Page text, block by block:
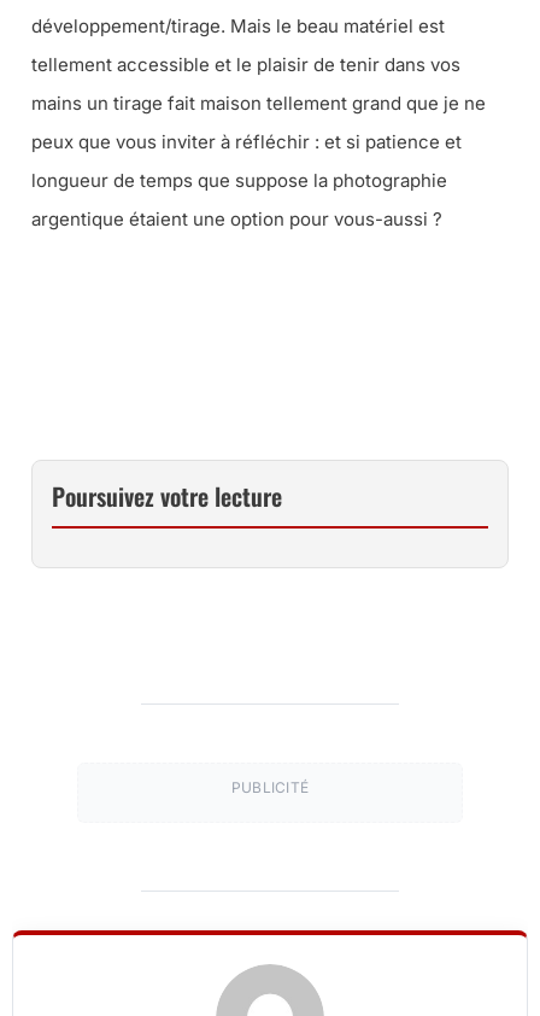
développement/tirage. Mais le beau matériel est
tellement accessible et le plaisir de tenir dans vos
mains un tirage fait maison tellement grand que je ne
peux que vous inviter à réfléchir : et si patience et
longueur de temps que suppose la photographie
argentique étaient une option pour vous-aussi ?
Poursuivez votre lecture
PUBLICITÉ